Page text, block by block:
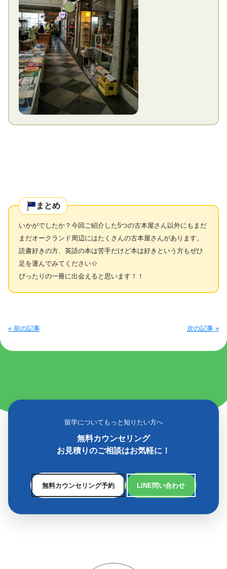
まとめ
いかがでしたか？今回ご紹介した5つの古本屋さん以外にもまだ
まだオークランド周辺にはたくさんの古本屋さんがあります。
読書好きの方、英語の本は苦手だけど本は好きという方もぜひ
足を運んでみてください☆
ぴったりの一冊に出会えると思います！！
« 前の記事 次の記事 »
留学についてもっと知りたい方へ
無料カウンセリング
お見積りのご相談はお気軽に！
無料カウンセリング予約 LINE問い合わせ